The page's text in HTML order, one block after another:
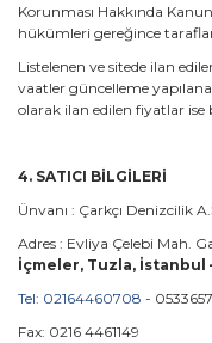
Korunması Hakkında
hükümleri gereğince
Listelenen ve sitede ilan
vaatler güncelleme
olarak ilan edilen fiyatlar ise
4. SATICI BİLGİLERİ
Ünvanı : Çarkçı Denizcilik
Adres : Evliya Çelebi Mah.
İçmeler, Tuzla, İstanbul
Tel: 02164460708 -
Fax: 0216 4461149